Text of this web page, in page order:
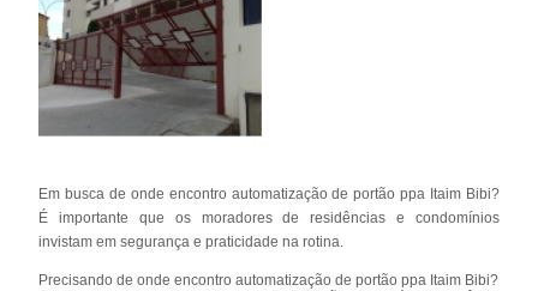
Em busca de onde encontro automatização de portão ppa Itaim Bibi?
É importante que os moradores de residências e condomínios
invistam em segurança e praticidade na rotina.
Precisando de onde encontro automatização de portão ppa Itaim Bibi?